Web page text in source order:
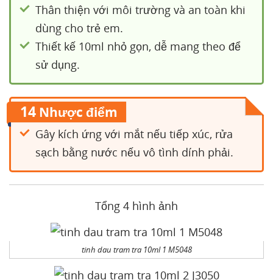
Thân thiện với môi trường và an toàn khi
dùng cho trẻ em.
Thiết kế 10ml nhỏ gọn, dễ mang theo để
sử dụng.
14 Nhược điểm
Gây kích ứng với mắt nếu tiếp xúc, rửa
sạch bằng nước nếu vô tình dính phải.
Tổng 4 hình ảnh
tinh dau tram tra 10ml 1 M5048